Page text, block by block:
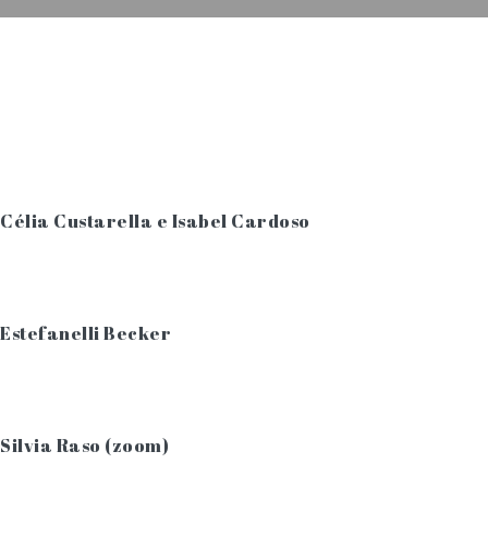
Célia Custarella e Isabel Cardoso
Estefanelli Becker
Silvia Raso (zoom)